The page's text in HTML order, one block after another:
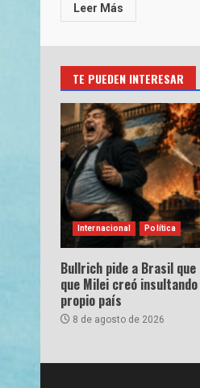
Leer Más
TE PUEDEN INTERESAR
Internacional Política
Bullrich pide a Brasil
que Milei creó
propio país
8 de agosto de 2026